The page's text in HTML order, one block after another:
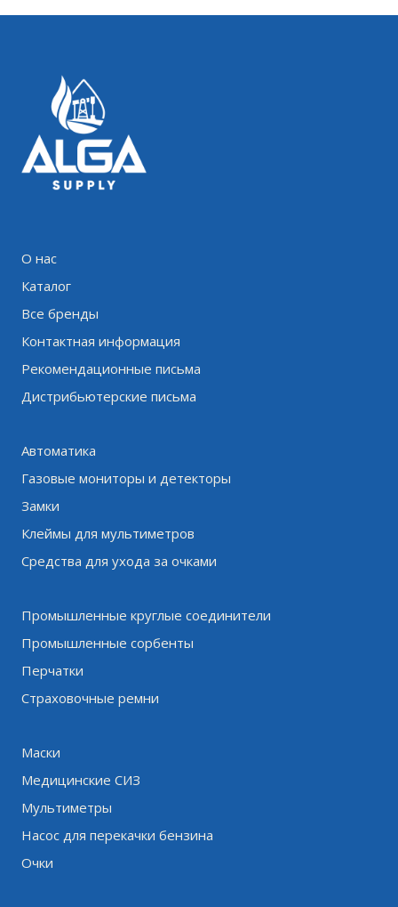
О нас
Каталог
Все бренды
Контактная информация
Рекомендационные письма
Дистрибьютерские письма
Автоматика
Газовые мониторы и детекторы
Замки
Клеймы для мультиметров
Средства для ухода за очками
Промышленные круглые соединители
Промышленные сорбенты
Перчатки
Страховочные ремни
Маски
Медицинские СИЗ
Мультиметры
Насос для перекачки бензина
Очки